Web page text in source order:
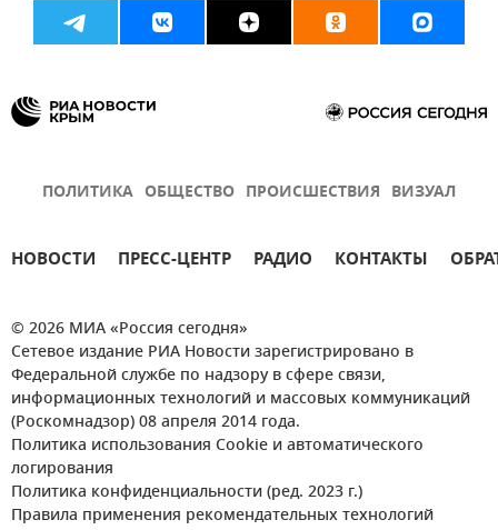
ПОЛИТИКА ОБЩЕСТВО ПРОИСШЕСТВИЯ ВИЗУАЛ
НОВОСТИ ПРЕСС-ЦЕНТР РАДИО КОНТАКТЫ
© 2026 МИА «Россия сегодня»
Сетевое издание РИА Новости зарегистрировано в
Федеральной службе по надзору в сфере связи,
информационных технологий и массовых коммуникаций
(Роскомнадзор) 08 апреля 2014 года.
Политика использования Cookie и автоматического
логирования
Политика конфиденциальности (ред. 2023 г.)
Правила применения рекомендательных технологий